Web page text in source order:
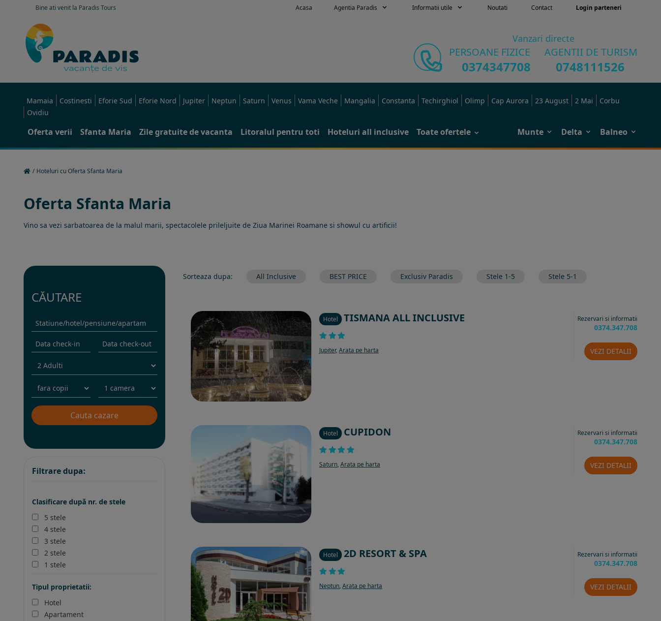
Bine ati venit la Paradis Tours Acasa Agentia Paradis Informatii utile Noutati Contact Login parteneri
Vanzari directe
PERSOANE FIZICE AGENTII DE TURISM
0374347708 0748111526
Mamaia Costinesti Eforie Sud Eforie Nord Jupiter Neptun Saturn Venus Vama Veche Mangalia Constanta Techirghiol Olimp Cap Aurora 23 August 2 Mai
Corbu
Ovidiu
Oferta verii Sfanta Maria Zile gratuite de vacanta Litoralul pentru toti Hoteluri all inclusive Toate ofertele Munte Delta Balneo
/ Hoteluri cu Oferta Sfanta Maria
Oferta Sfanta Maria
Vino sa vezi sarbatoarea de la malul marii, spectacolele prileljuite de Ziua Marinei Roamane si showul cu artificii!
CĂUTARE
Filtrare dupa:
Clasificare după nr. de stele
5 stele
4 stele
3 stele
2 stele
1 stele
Tipul proprietatii:
Hotel
Apartament
Sorteaza dupa: All Inclusive BEST PRICE Exclusiv Paradis Stele 1-5 Stele 5-1
Hotel TISMANA ALL INCLUSIVE
Jupiter,Arata pe harta
Rezervari si informatii
0374.347.708
VEZI DETALII
Hotel CUPIDON
Saturn,Arata pe harta
Rezervari si informatii
0374.347.708
VEZI DETALII
Hotel 2D RESORT & SPA
Neptun,Arata pe harta
Rezervari si informatii
0374.347.708
VEZI DETALII